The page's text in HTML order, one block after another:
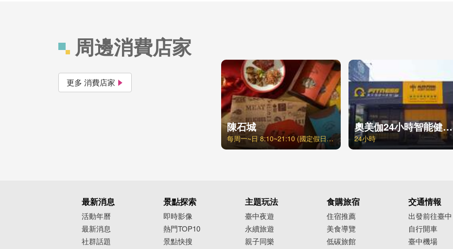
周邊消費店家
更多 消費店家
陳石城
每周一~日 8:10~21:10 (國定假日可能更改營業時間)
奧美伽24小時智能健身台中福科店
24小時
最新消息
活動年曆
最新消息
社群話題
景點探索
即時影像
熱門TOP10
景點快搜
主題玩法
臺中夜遊
永續旅遊
親子同樂
食購旅宿
住宿推薦
美食導覽
低碳旅館
交通情報
出發前往臺中
自行開車
臺中機場